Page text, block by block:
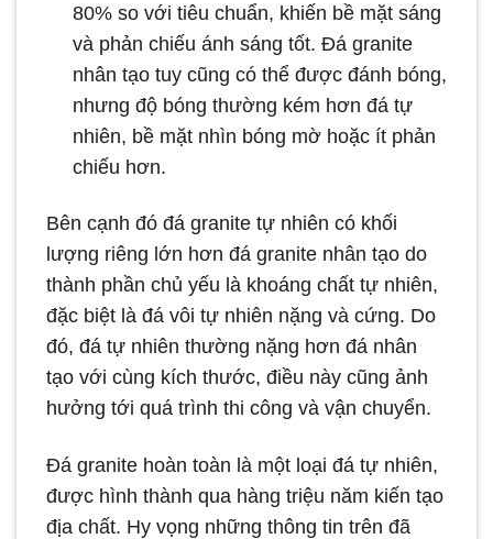
80% so với tiêu chuẩn, khiến bề mặt sáng
và phản chiếu ánh sáng tốt. Đá granite
nhân tạo tuy cũng có thể được đánh bóng,
nhưng độ bóng thường kém hơn đá tự
nhiên, bề mặt nhìn bóng mờ hoặc ít phản
chiếu hơn.
Bên cạnh đó đá granite tự nhiên có khối
lượng riêng lớn hơn đá granite nhân tạo do
thành phần chủ yếu là khoáng chất tự nhiên,
đặc biệt là đá vôi tự nhiên nặng và cứng. Do
đó, đá tự nhiên thường nặng hơn đá nhân
tạo với cùng kích thước, điều này cũng ảnh
hưởng tới quá trình thi công và vận chuyển.
Đá granite hoàn toàn là một loại đá tự nhiên,
được hình thành qua hàng triệu năm kiến tạo
địa chất. Hy vọng những thông tin trên đã